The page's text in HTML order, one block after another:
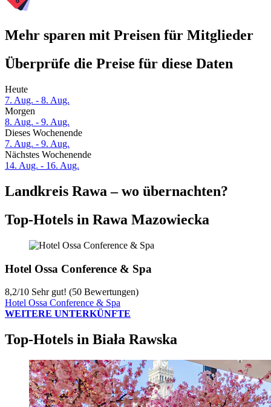
Mehr sparen mit Preisen für Mitglieder
Überprüfe die Preise für diese Daten
Heute
7. Aug. - 8. Aug.
Morgen
8. Aug. - 9. Aug.
Dieses Wochenende
7. Aug. - 9. Aug.
Nächstes Wochenende
14. Aug. - 16. Aug.
Landkreis Rawa – wo übernachten?
Top-Hotels in Rawa Mazowiecka
Hotel Ossa Conference & Spa
8,2/10 Sehr gut! (50 Bewertungen)
Hotel Ossa Conference & Spa
WEITERE UNTERKÜNFTE
Top-Hotels in Biała Rawska